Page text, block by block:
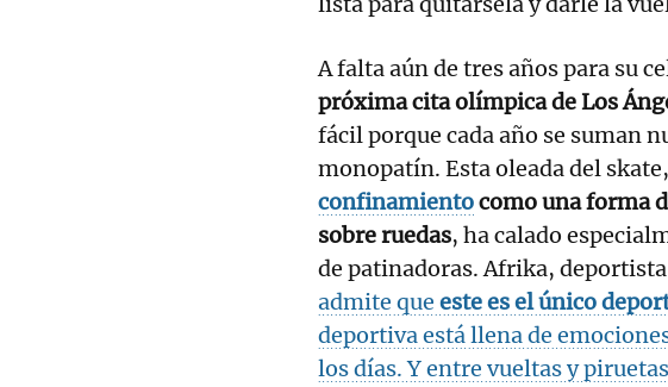
A falta aún de tres años para su
próxima cita olímpica de Los
fácil porque cada año se suman
monopatín. Esta oleada del
confinamientocomo una forma
sobre ruedas, ha calado
de patinadoras. Afrika,
admite que este es el único
deportiva está llena de
los días. Y entre vueltas y